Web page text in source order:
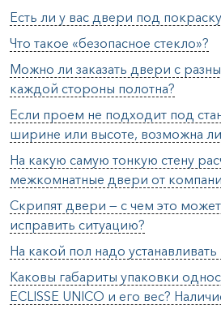
Есть ли у вас двери под
Что такое «безопасное стекло»?
Можно ли заказать двери с
каждой стороны полотна?
Если проем не подходит под
ширине или высоте, возможна
На какую самую тонкую стену
межкомнатные двери от
Скрипят двери — с чем это может
исправить ситуацию?
На какой пол надо устанавливать
Каковы габариты упаковки
ECLISSE UNICO и его вес?